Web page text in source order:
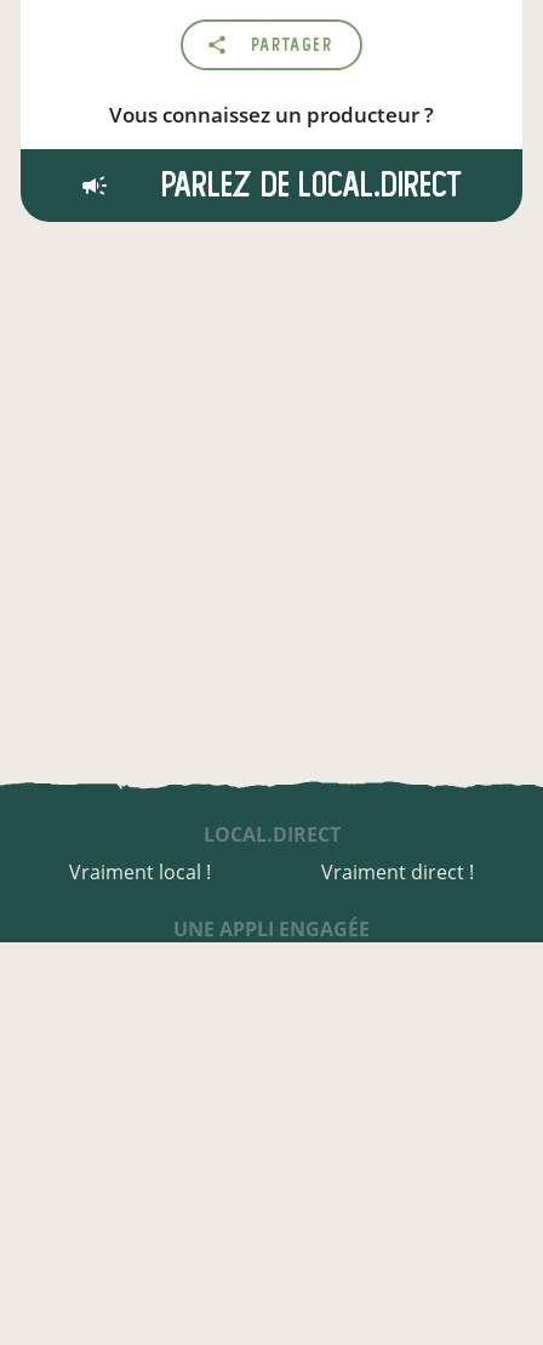
Partager
Vous connaissez un producteur ?
Parlez de local.direct
LOCAL.DIRECT
Vraiment local !
Vraiment direct !
UNE APPLI ENGAGÉE